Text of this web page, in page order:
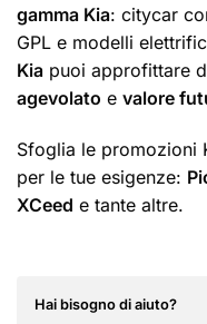
gamma Kia: citycar
GPL e modelli
Kia puoi approfittare
agevolato e valore
Sfoglia le promozioni
per le tue esigenze:
XCeed e tante altre.
Hai bisogno di aiuto?